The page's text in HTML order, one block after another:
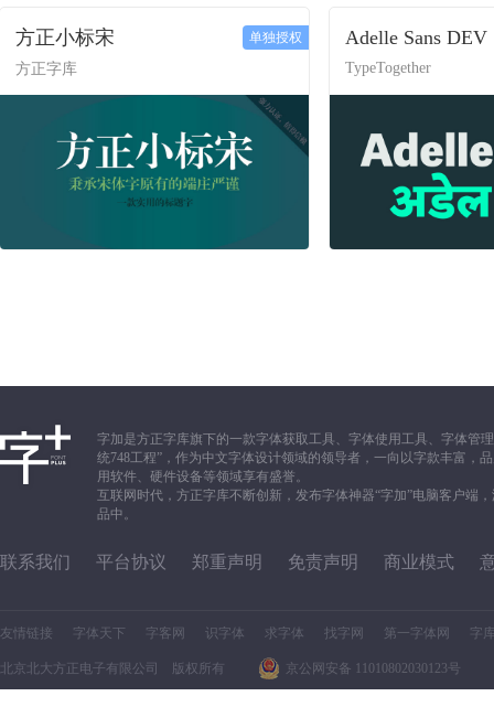
方正小标宋
方正字库
单独授权 Adelle Sans DEV
TypeTogether
字加是方正字库旗下的一款字体获取工具、字体使用工具、字体管
统748工程”，作为中文字体设计领域的领导者，一向以字款丰富，
用软件、硬件设备等领域享有盛誉。
互联网时代，方正字库不断创新，发布字体神器“字加”电脑客户端
品中。
联系我们 平台协议 郑重声明 免责声明 商业模式
友情链接 字体天下 字客网 识字体 求字体 找字网 第一字体网 字
北京北大方正电子有限公司 版权所有 京公网安备 11010802030123号